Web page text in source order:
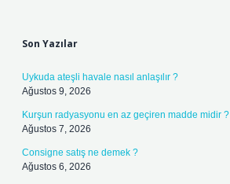
Son Yazılar
Uykuda ateşli havale nasıl anlaşılır ?
Ağustos 9, 2026
Kurşun radyasyonu en az geçiren madde midir ?
Ağustos 7, 2026
Consigne satış ne demek ?
Ağustos 6, 2026